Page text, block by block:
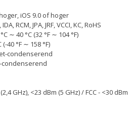
iOS 9.0 of hoger
RCM, JPA, JRF, VCCI, KC, RoHS
∼ 40 °C (32 °F ∼ 104 °F)
40 °F ∼ 158 °F)
condenserend
condenserend
GHz), <23 dBm (5 GHz) / FCC - <30 dBm